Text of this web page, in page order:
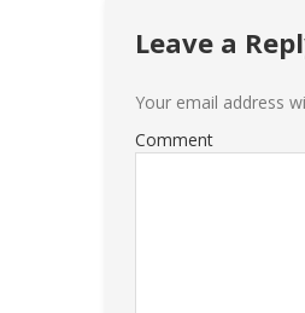
Leave a
Your email address
Comment